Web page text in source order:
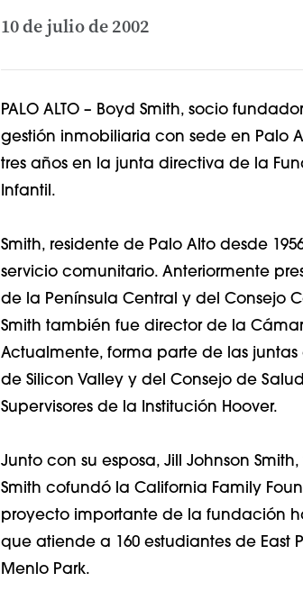
10 de julio de 2002
PALO ALTO – Boyd Smith, socio
gestión inmobiliaria con sede en Palo
tres años en la junta directiva de la
Infantil.
Smith, residente de Palo Alto desde
servicio comunitario. Anteriormente
de la Península Central y del Consejo
Smith también fue director de la
Actualmente, forma parte de las
de Silicon Valley y del Consejo de
Supervisores de la Institución Hoover.
Junto con su esposa, Jill Johnson
Smith cofundó la California Family
proyecto importante de la fundación
que atiende a 160 estudiantes de East
Menlo Park.